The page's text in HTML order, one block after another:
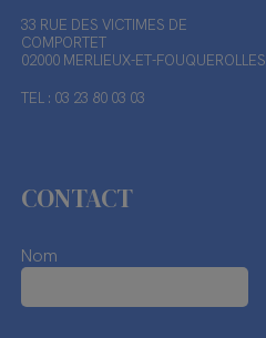
33 RUE DES VICTIMES DE
COMPORTET
02000 MERLIEUX-ET-FOUQUEROLLES
TEL : 03 23 80 03 03
CONTACT
Nom